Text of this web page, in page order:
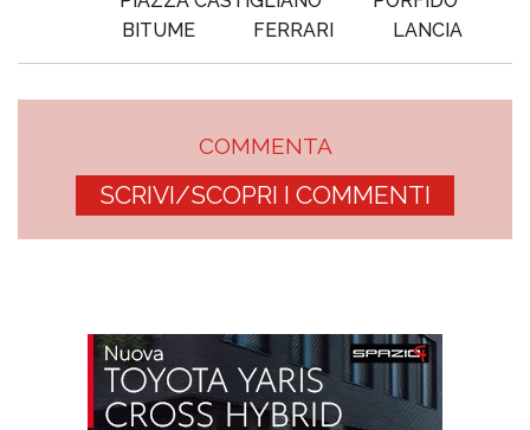
BITUME
FERRARI LANCIA
COMMENTA
SCRIVI/SCOPRI I COMMENTI